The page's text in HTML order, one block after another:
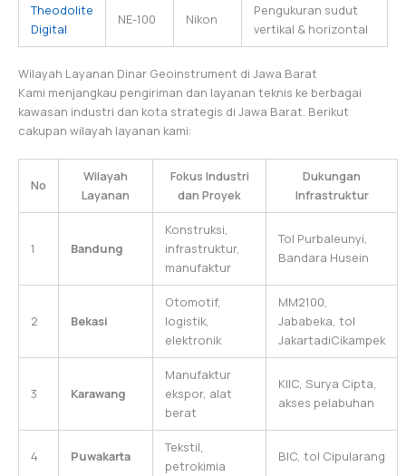
Theodolite
Digital
NE-100 Nikon
Pengukuran sudut
vertikal & horizontal
Wilayah Layanan Dinar Geoinstrument di Jawa Barat
Kami menjangkau pengiriman dan layanan teknis ke berbagai
kawasan industri dan kota strategis di Jawa Barat. Berikut
cakupan wilayah layanan kami:
No
Wilayah
Layanan
Fokus Industri
dan Proyek
Dukungan
Infrastruktur
1 Bandung
Konstruksi,
infrastruktur,
manufaktur
Tol Purbaleunyi,
Bandara Husein
2 Bekasi
Otomotif,
logistik,
elektronik
MM2100,
Jababeka, tol
JakartadiCikampek
3 Karawang
Manufaktur
ekspor, alat
berat
KIIC, Surya Cipta,
akses pelabuhan
4 Puwakarta
Tekstil,
petrokimia
BIC, tol Cipularang